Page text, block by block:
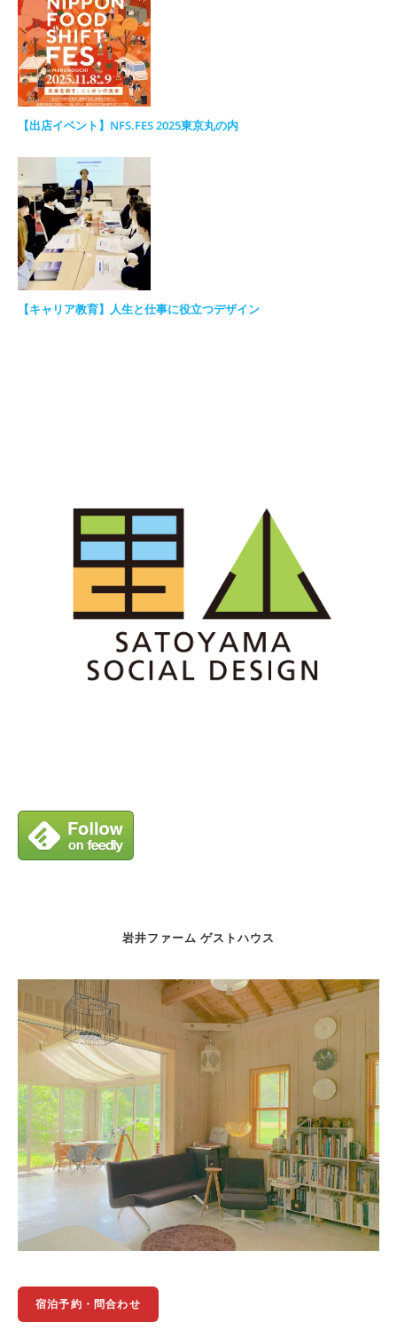
【出店イベント】NFS.FES 2025東京丸の内
【キャリア教育】人生と仕事に役立つデザイン
岩井ファーム ゲストハウス
宿泊予約・問合わせ